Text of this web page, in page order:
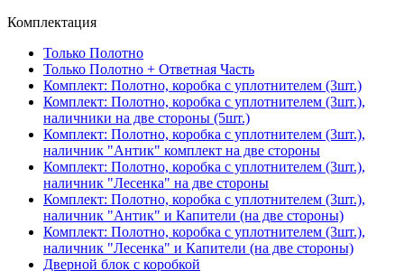
Комплектация
Только Полотно
Только Полотно + Ответная Часть
Комплект: Полотно, коробка с уплотнителем (3шт.)
Комплект: Полотно, коробка с уплотнителем (3шт.),
наличники на две стороны (5шт.)
Комплект: Полотно, коробка с уплотнителем (3шт.),
наличник "Антик" комплект на две стороны
Комплект: Полотно, коробка с уплотнителем (3шт.),
наличник "Лесенка" на две стороны
Комплект: Полотно, коробка с уплотнителем (3шт.),
наличник "Антик" и Капители (на две стороны)
Комплект: Полотно, коробка с уплотнителем (3шт.),
наличник "Лесенка" и Капители (на две стороны)
Дверной блок с коробкой